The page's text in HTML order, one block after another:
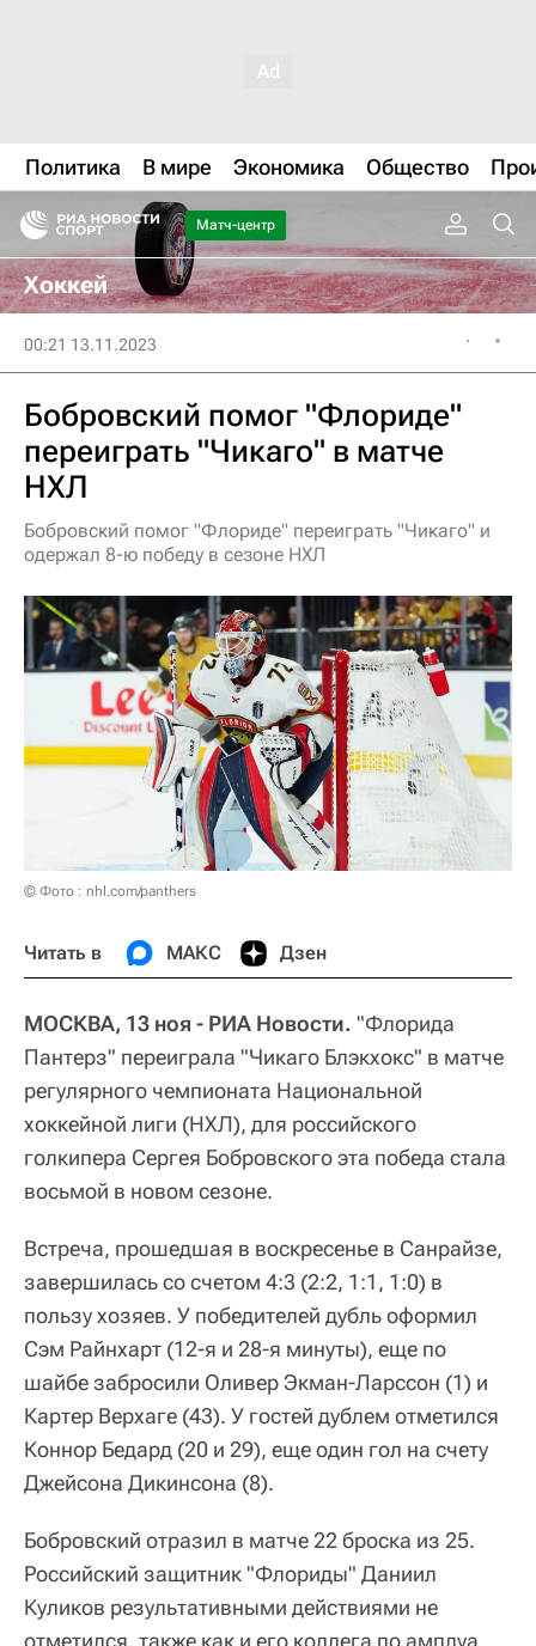
Политика В мире Экономика Общество
Матч-центр
Хоккей
00:21 13.11.2023
Бобровский помог "Флориде"
переиграть "Чикаго" в матче
НХЛ
Бобровский помог "Флориде" переиграть "Чикаго" и
одержал 8-ю победу в сезоне НХЛ
© Фото : nhl.com/panthers
Читать в МАКС Дзен
МОСКВА, 13 ноя - РИА Новости. "Флорида
Пантерз" переиграла "Чикаго Блэкхокс" в матче
регулярного чемпионата Национальной
хоккейной лиги (НХЛ), для российского
голкипера Сергея Бобровского эта победа стала
восьмой в новом сезоне.
Встреча, прошедшая в воскресенье в Санрайзе,
завершилась со счетом 4:3 (2:2, 1:1, 1:0) в
пользу хозяев. У победителей дубль оформил
Сэм Райнхарт (12-я и 28-я минуты), еще по
шайбе забросили Оливер Экман-Ларссон (1) и
Картер Верхаге (43). У гостей дублем отметился
Коннор Бедард (20 и 29), еще один гол на счету
Джейсона Дикинсона (8).
Бобровский отразил в матче 22 броска из 25.
Российский защитник "Флориды" Даниил
Куликов результативными действиями не
отметился, также как и его коллега по амплуа